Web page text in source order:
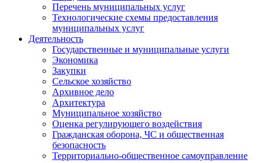
Перечень муниципальных услуг
Технологические схемы предоставления
муниципальных услуг
Деятельность
Государственные и муниципальные услуги
Экономика
Закупки
Сельское хозяйство
Архивное дело
Архитектура
Муниципальное хозяйство
Оценка регулирующего воздействия
Гражданская оборона, ЧС и общественная
безопасность
Территориально-общественное самоуправление